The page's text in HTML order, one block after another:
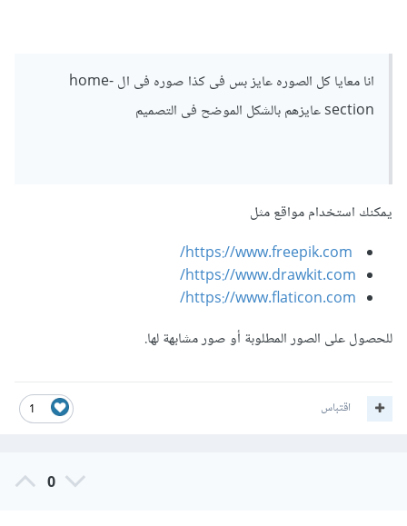
انا معايا كل الصوره عايز بس فى كذا صوره فى ال home-
section عايزهم بالشكل الموضح فى التصميم
يمكنك استخدام مواقع مثل
https://www.freepik.com/
https://www.drawkit.com/
https://www.flaticon.com/
للحصول على الصور المطلوبة أو صور مشابهة لها.
1 اقتباس
0